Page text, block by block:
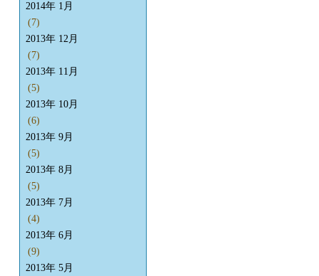
2014年 1月
(7)
2013年 12月
(7)
2013年 11月
(5)
2013年 10月
(6)
2013年 9月
(5)
2013年 8月
(5)
2013年 7月
(4)
2013年 6月
(9)
2013年 5月